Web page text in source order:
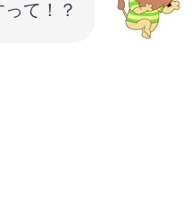
て！？